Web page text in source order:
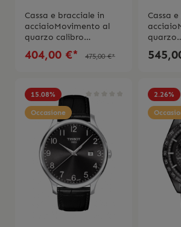
Cassa e bracciale in
acciaioMovimento al
quarzo calibro
G10.211Impermeabilità
fino a 20 barVetro
anni di
garanzia L’orologio
viene spedito con la
scatola e l’istruzione
d’uso originale
404,00 €* 475,00 €*
Cassa
quarzo
blu
anni di
viene
15.08%
Occasione
2.26%